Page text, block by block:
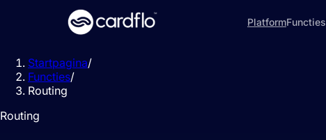
PlatformFuncties
Startpagina/
Functies/
Routing
Routing